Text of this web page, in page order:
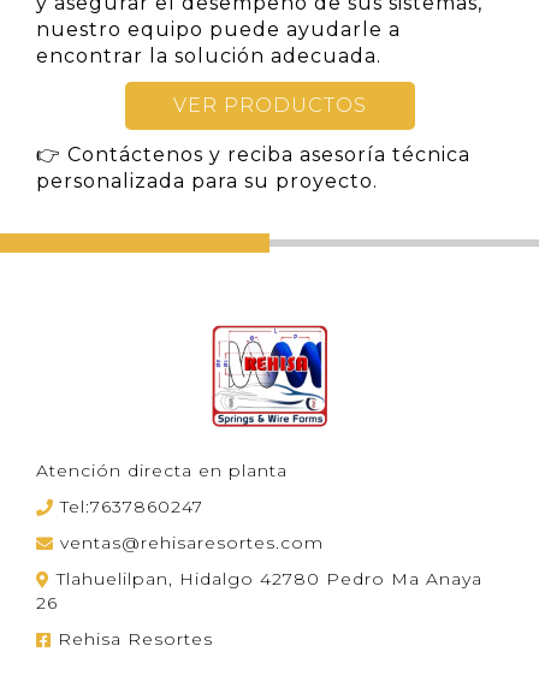
nuestro equipo puede ayudarle a
encontrar la solución adecuada.
VER PRODUCTOS
👉 Contáctenos y reciba asesoría técnica
personalizada para su proyecto.
Atención directa en planta
Tel:7637860247
ventas@rehisaresortes.com
Tlahuelilpan, Hidalgo 42780 Pedro Ma Anaya
26
Rehisa Resortes